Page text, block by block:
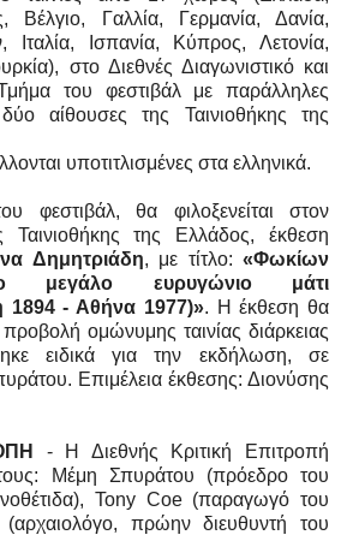
Βέλγιο, Γαλλία, Γερμανία, Δανία,
Ισπανία, Κύπρος, Λετονία,
στο Διεθνές Διαγωνιστικό και
του φεστιβάλ με παράλληλες
αίθουσες της Ταινιοθήκης της
υποτιτλισμένες στα ελληνικά.
φεστιβάλ, θα φιλοξενείται στον
Ταινιοθήκης της Ελλάδος, έκθεση
Δημητριάδη, με τίτλο: «Φωκίων
μεγάλο ευρυγώνιο μάτι
1894 - Αθήνα 1977)». Η έκθεση θα
ομώνυμης ταινίας διάρκειας
ειδικά για την εκδήλωση, σε
Επιμέλεια έκθεσης: Διονύσης
- Η Διεθνής Κριτική Επιτροπή
Μέμη Σπυράτου (πρόεδρο του
Tony Coe (παραγωγό του
πρώην διευθυντή του